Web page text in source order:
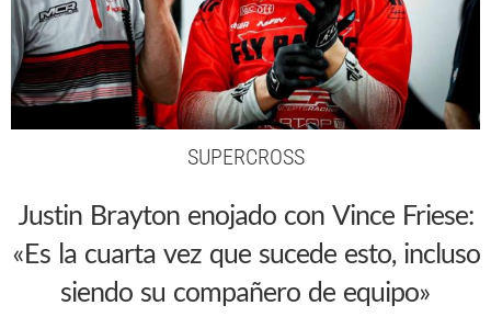
SUPERCROSS
Justin Brayton enojado con Vince Friese:
«Es la cuarta vez que sucede esto, incluso
siendo su compañero de equipo»